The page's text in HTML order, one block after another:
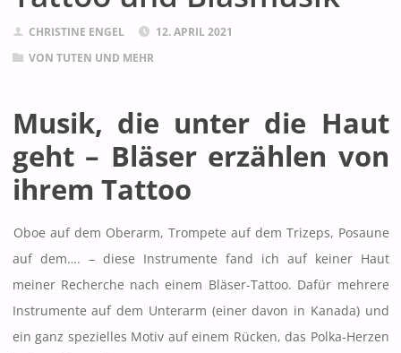
CHRISTINE ENGEL
12. APRIL 2021
VON TUTEN UND MEHR
Musik, die unter die Haut
geht – Bläser erzählen von
ihrem Tattoo
Oboe auf dem Oberarm, Trompete auf dem Trizeps, Posaune
auf dem…. – diese Instrumente fand ich auf keiner Haut
meiner Recherche nach einem Bläser-Tattoo. Dafür mehrere
Instrumente auf dem Unterarm (einer davon in Kanada) und
ein ganz spezielles Motiv auf einem Rücken, das Polka-Herzen